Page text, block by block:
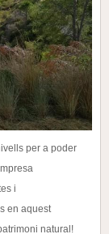
per a poder
i
en aquest
natural!